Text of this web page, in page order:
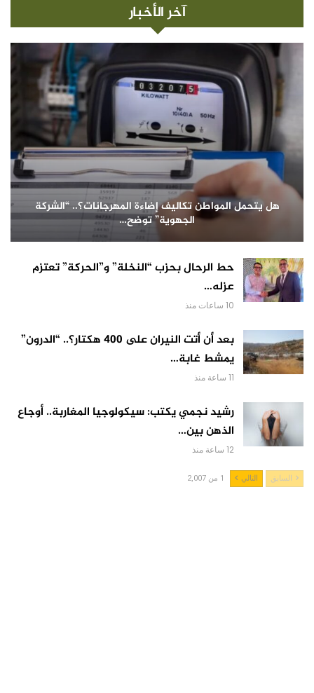
آخر الأخبار
هل يتحمل المواطن تكاليف إضاءة المهرجانات؟.. “الشركة
الجهوية” توضح…
حط الرحال بحزب “النخلة” و”الحركة” تعتزم
عزله…
10 ساعات منذ
بعد أن أتت النيران على 400 هكتار؟.. “الدرون”
يمشط غابة…
11 ساعة منذ
رشيد نجمي يكتب: سيكولوجيا المغاربة.. أوجاع
الذهن بين…
12 ساعة منذ
السابق التالي 1 من 2,007